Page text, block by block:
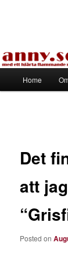
Home
Det
att
Posted on